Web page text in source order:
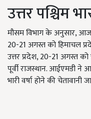
उत्तर पश्चिम
मौसम विभाग के अनुसार, आज
20-21 अगस्त को हिमाचल
उत्तर प्रदेश, 20-21 अगस्त
पूर्वी राजस्थान. आईएमडी
भारी वर्षा होने की चेतावानी